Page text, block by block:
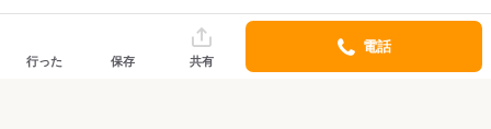
行った 保存 共有
電話